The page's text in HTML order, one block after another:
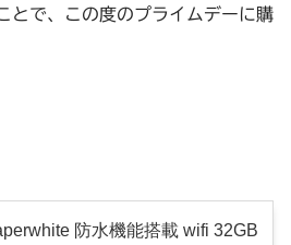
とで、この度のプライムデーに購
防水機能搭載 wifi 32GB